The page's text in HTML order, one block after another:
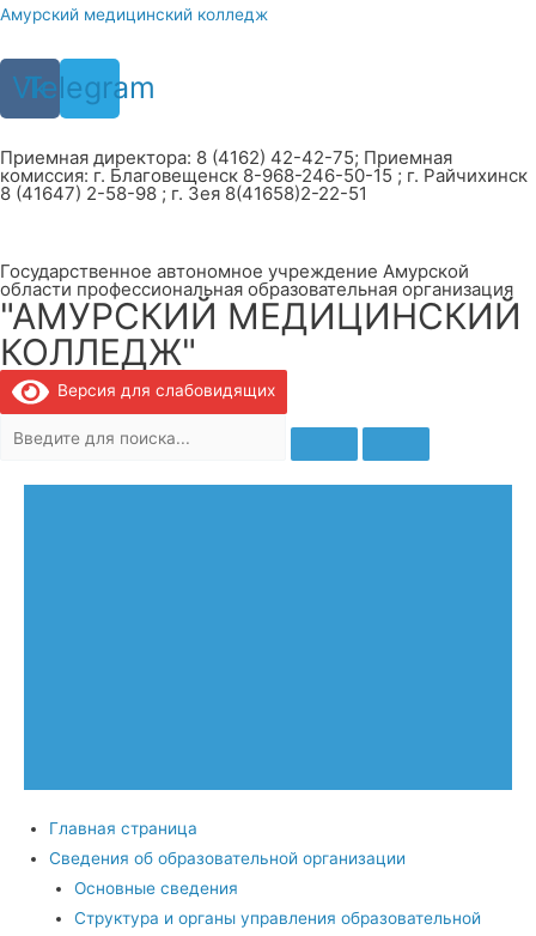
Перейти
содержимому
Амурский медицинский колледж
Vk
Telegram
Приемная директора: 8 (4162) 42-42-75; Приемная
комиссия: г. Благовещенск 8-968-246-50-15 ; г. Райчихинск
8 (41647) 2-58-98 ; г. Зея 8(41658)2-22-51
Государственное автономное учреждение Амурской
области профессиональная образовательная организация
"АМУРСКИЙ МЕДИЦИНСКИЙ
КОЛЛЕДЖ"
Версия для слабовидящих
Главная страница
Сведения об образовательной организации
Основные сведения
Структура и органы управления образовательной